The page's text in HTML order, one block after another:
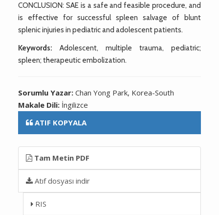
CONCLUSION: SAE is a safe and feasible procedure, and
is effective for successful spleen salvage of blunt
splenic injuries in pediatric and adolescent patients.
Keywords: Adolescent, multiple trauma, pediatric;
spleen; therapeutic embolization.
Sorumlu Yazar:Chan Yong Park, Korea-South
Makale Dili: İngilizce
ATIF KOPYALA
Tam Metin PDF
Atıf dosyası indir
RIS